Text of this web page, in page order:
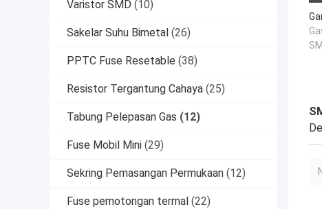
Varistor SMD (10)
Sakelar Suhu Bimetal (26)
PPTC Fuse Resetable (38)
Resistor Tergantung Cahaya (25)
Tabung Pelepasan Gas (12)
Fuse Mobil Mini (29)
Sekring Pemasangan Permukaan (12)
Fuse pemotongan termal (22)